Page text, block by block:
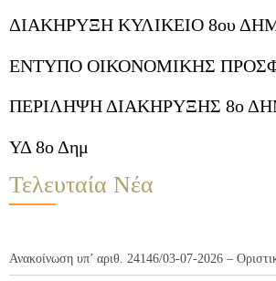
ΔΙΑΚΗΡΥΞΗ ΚΥΛΙΚΕΙΟ 8ου
ΕΝΤΥΠΟ ΟΙΚΟΝΟΜΙΚΗΣ
ΠΕΡΙΛΗΨΗ ΔΙΑΚΗΡΥΞΗΣ 8ο
ΥΔ 8ο Δημ
Τελευταία Νέα
Ανακοίνωση υπ’ αριθ. 24146/03-07-2026 –